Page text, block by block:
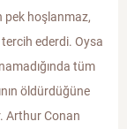
hoşlanmaz,
ederdi. Oysa
tüm
öldürdüğüne
Arthur Conan